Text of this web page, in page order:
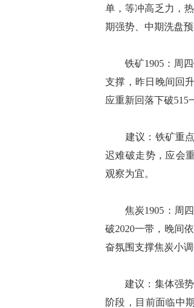
单，等冲高乏力，
期强势、中期洗盘预
铁矿1905：周四
支撑，昨日晚间回
应重新回落下破515
建议：铁矿重点
迟难破走势，应会
观察为宜。
焦炭1905：周四
破2020一带，晚间
奋氛围支撑焦炭小
建议：集体强势
阶段，目前面临中